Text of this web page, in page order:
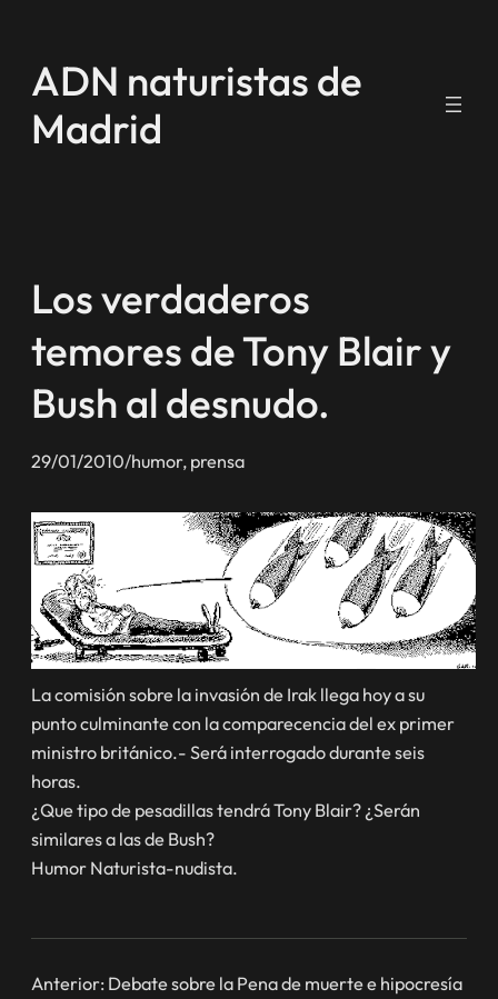
contenido
ADN naturistas de
Madrid
Los verdaderos
temores de Tony Blair y
Bush al desnudo.
29/01/2010/humor, prensa
La comisión sobre la invasión de Irak llega hoy a su
punto culminante con la comparecencia del ex primer
ministro británico.- Será interrogado durante seis
horas.
¿Que tipo de pesadillas tendrá Tony Blair? ¿Serán
similares a las de Bush?
Humor Naturista-nudista.
Anterior: Debate sobre la Pena de muerte e hipocresía